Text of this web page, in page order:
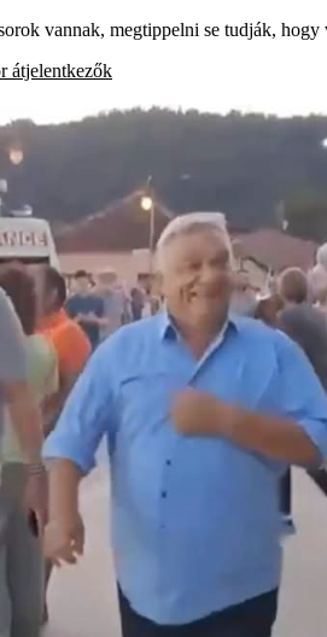
vannak, megtippelni se tudják,
átjelentkezők